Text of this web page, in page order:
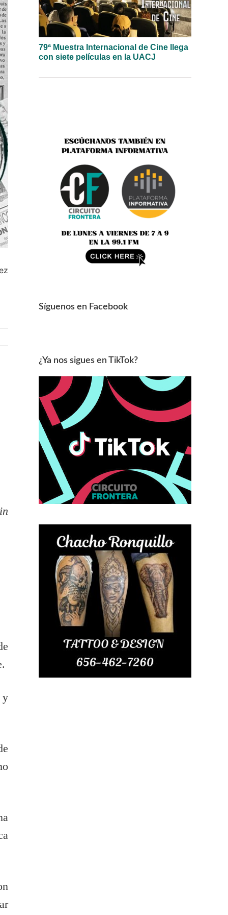
y
79ª Muestra Internacional de Cine llega
con siete películas en la UACJ
Síguenos en Facebook
¿Ya nos sigues en TikTok?